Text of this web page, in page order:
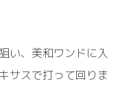
い、美和ワンドに入
サスで打って回りま